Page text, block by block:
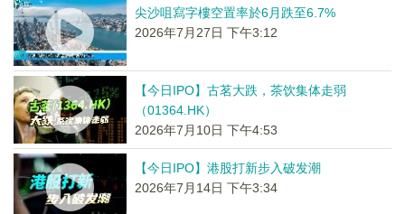
尖沙咀寫字樓空置率於6月跌至6.7%
2026年7月27日 下午3:12
【今日IPO】古茗大跌，茶饮集体走弱
（01364.HK）
2026年7月10日 下午4:53
【今日IPO】港股打新步入破发潮
2026年7月14日 下午3:34